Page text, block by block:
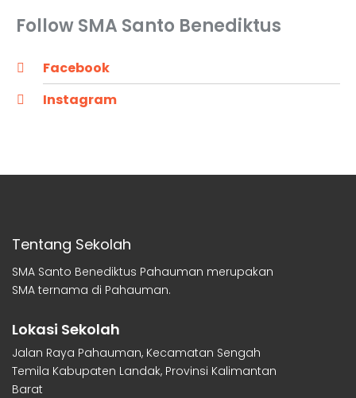
Follow SMA Santo Benediktus
Facebook
Instagram
Tentang Sekolah
SMA Santo Benediktus Pahauman merupakan
SMA ternama di Pahauman.
Lokasi Sekolah
Jalan Raya Pahauman, Kecamatan Sengah
Temila Kabupaten Landak, Provinsi Kalimantan
Barat